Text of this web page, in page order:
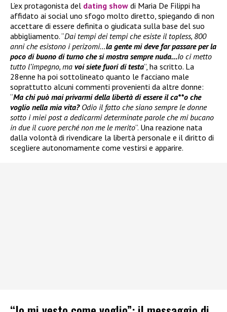
L’ex protagonista del dating show di Maria De Filippi ha
affidato ai social uno sfogo molto diretto, spiegando di non
accettare di essere definita o giudicata sulla base del suo
abbigliamento. “Dai tempi dei tempi che esiste il topless, 800
anni che esistono i perizomi…la gente mi deve far passare per la
poco di buono di turno che si mostra sempre nuda…Io ci metto
tutto l’impegno, ma voi siete fuori di testa”, ha scritto. La
28enne ha poi sottolineato quanto le facciano male
soprattutto alcuni commenti provenienti da altre donne:
“Ma chi può mai privarmi della libertà di essere il ca**o che
voglio nella mia vita? Odio il fatto che siano sempre le donne
sotto i miei post a dedicarmi determinate parole che mi bucano
in due il cuore perché non me le merito”. Una reazione nata
dalla volontà di rivendicare la libertà personale e il diritto di
scegliere autonomamente come vestirsi e apparire.